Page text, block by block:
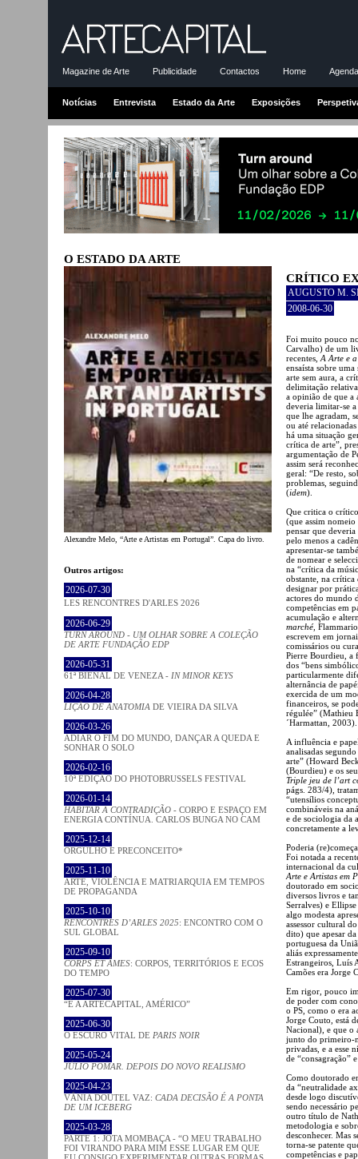
Magazine de Arte Publicidade Contactos Home
Notícias Entrevista Estado da Arte Exposições
O ESTADO DA ARTE
Alexandre Melo, “Arte e Artistas em Portugal”. Capa do livro.
Outros artigos:
2026-07-30
LES RENCONTRES D'ARLES 2026
2026-06-29
TURN AROUND - UM OLHAR SOBRE A COLEÇÃO
DE ARTE FUNDAÇÃO EDP
2026-05-31
61ª BIENAL DE VENEZA - IN MINOR KEYS
2026-04-28
LIÇÃO DE ANATOMIA DE VIEIRA DA SILVA
2026-03-26
ADIAR O FIM DO MUNDO, DANÇAR A QUEDA E
SONHAR O SOLO
2026-02-16
10ª EDIÇÃO DO PHOTOBRUSSELS FESTIVAL
2026-01-14
HABITAR A CONTRADIÇÃO - CORPO E ESPAÇO EM
ENERGIA CONTÍNUA. CARLOS BUNGA NO CAM
2025-12-14
ORGULHO E PRECONCEITO*
2025-11-10
ARTE, VIOLÊNCIA E MATRIARQUIA EM TEMPOS
DE PROPAGANDA
2025-10-10
RENCONTRES D’ARLES 2025: ENCONTRO COM O
SUL GLOBAL
2025-09-10
CORPS ET ÂMES: CORPOS, TERRITÓRIOS E ECOS
DO TEMPO
2025-07-30
“É A ARTECAPITAL, AMÉRICO”
2025-06-30
O ESCURO VITAL DE PARIS NOIR
2025-05-24
JÚLIO POMAR. DEPOIS DO NOVO REALISMO
2025-04-23
VÂNIA DOUTEL VAZ: CADA DECISÃO É A PONTA
DE UM ICEBERG
2025-03-28
PARTE 1: JOTA MOMBAÇA - “O MEU TRABALHO
FOI VIRANDO PARA MIM ESSE LUGAR EM QUE
CRÍTICO
AUGUSTO M.
2008-06-30
Foi muito pouco
Carvalho) de um
recentes, A Arte e
ensaísta sobre
arte sem aura, a
delimitação
a opinião de que a
deveria limitar-se
que lhe agradam,
ou até
há uma situação
crítica de arte”,
argumentação de
assim será
geral: “De resto,
problemas,
(idem).
Que critica o
(que assim
pensar que
pelo menos a
apresentar-se
de nomear e
na “crítica da
obstante, na crítica
designar por
actores do mundo
competências em
acumulação e
marché ,
escrevem em
comissários ou
Pierre Bourdieu, a
dos “bens
particularmente
alternância de
exercida de um
financeiros, se
régulée” (Mathieu
´Harmattan, 2003).
A influência e
analisadas
arte” (Howard
(Bourdieu) e os
Triple jeu de l’art
págs. 283/4),
“utensílios
combináveis na
e de sociologia da
concretamente a
Poderia
Foi notada a
internacional da
Arte e Artistas em
doutorado em
diversos livros e
Serralves) e
algo modesta
assessor cultural
dito) que apesar
portuguesa da
aliás
Estrangeiros, Luís
Camões era Jorge
Em rigor, pouco
de poder com
o PS, como o era
Jorge Couto, está
Nacional), e que o
junto do primeiro-
privadas, e a esse
de “consagração”
Como doutorado
da “neutralidade
desde logo
sendo necessário
outro título de
metodologia e
desconhecer. Mas
torna-se patente
competências e